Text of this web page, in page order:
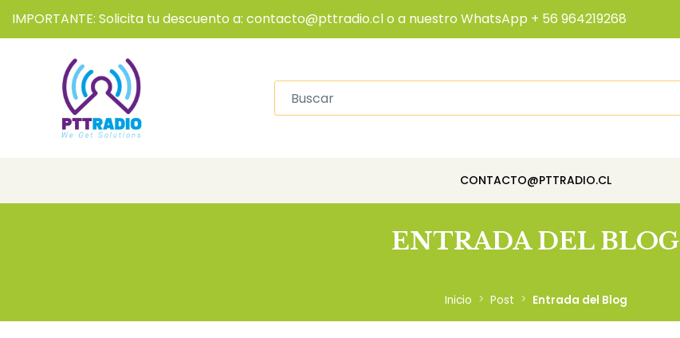
IMPORTANTE: Solicita tu descuento a: contacto@pttradio.cl o a nuestro WhatsApp + 56 964219268
CONTACTO@PTTRADIO.CL
ENTRADA DEL BLOG
Inicio Post Entrada del Blog